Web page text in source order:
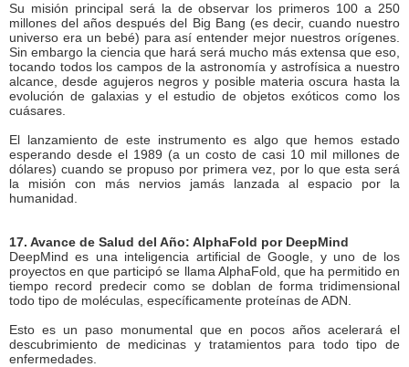
Su misión principal será la de observar los primeros 100 a 250
millones del años después del Big Bang (es decir, cuando nuestro
universo era un bebé) para así entender mejor nuestros orígenes.
Sin embargo la ciencia que hará será mucho más extensa que eso,
tocando todos los campos de la astronomía y astrofísica a nuestro
alcance, desde agujeros negros y posible materia oscura hasta la
evolución de galaxias y el estudio de objetos exóticos como los
cuásares.
El lanzamiento de este instrumento es algo que hemos estado
esperando desde el 1989 (a un costo de casi 10 mil millones de
dólares) cuando se propuso por primera vez, por lo que esta será
la misión con más nervios jamás lanzada al espacio por la
humanidad.
17. Avance de Salud del Año: AlphaFold por DeepMind
DeepMind es una inteligencia artificial de Google, y uno de los
proyectos en que participó se llama AlphaFold, que ha permitido en
tiempo record predecir como se doblan de forma tridimensional
todo tipo de moléculas, específicamente proteínas de ADN.
Esto es un paso monumental que en pocos años acelerará el
descubrimiento de medicinas y tratamientos para todo tipo de
enfermedades.